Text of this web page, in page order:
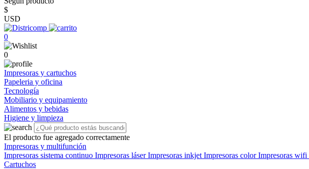
$
USD
0
0
Impresoras y cartuchos
Papeleria y oficina
Tecnología
Mobiliario y equipamiento
Alimentos y bebidas
Higiene y limpieza
El producto fue agregado correctamente
Impresoras y multifunción
Impresoras sistema continuo Impresoras láserImpresoras inkjet Impresoras colorImpresoras wifi
Cartuchos